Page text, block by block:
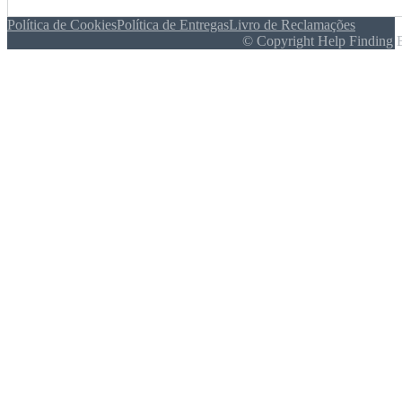
Política de CookiesPolítica de EntregasLivro de Reclamações
© Copyright Help Finding